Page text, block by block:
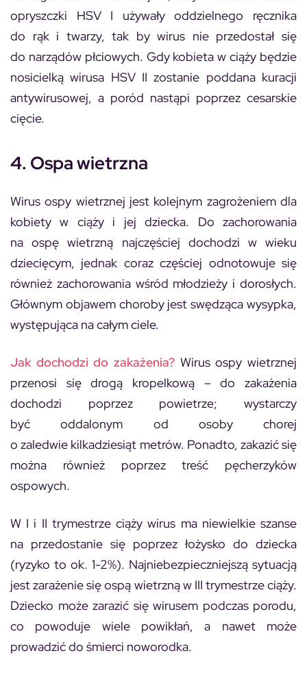
opryszczki HSV I używały oddzielnego ręcznika
do rąk i twarzy, tak by wirus nie przedostał się
do narządów płciowych. Gdy kobieta w ciąży będzie
nosicielką wirusa HSV II zostanie poddana kuracji
antywirusowej, a poród nastąpi poprzez cesarskie
cięcie.
4. Ospa wietrzna
Wirus ospy wietrznej jest kolejnym zagrożeniem dla
kobiety w ciąży i jej dziecka. Do zachorowania
na ospę wietrzną najczęściej dochodzi w wieku
dziecięcym, jednak coraz częściej odnotowuje się
również zachorowania wśród młodzieży i dorosłych.
Głównym objawem choroby jest swędząca wysypka,
występująca na całym ciele.
Jak dochodzi do zakażenia? Wirus ospy wietrznej
przenosi się drogą kropelkową – do zakażenia
dochodzi poprzez powietrze; wystarczy
być oddalonym od osoby chorej
o zaledwie kilkadziesiąt metrów. Ponadto, zakazić się
można również poprzez treść pęcherzyków
ospowych.
W I i II trymestrze ciąży wirus ma niewielkie szanse
na przedostanie się poprzez łożysko do dziecka
(ryzyko to ok. 1-2%). Najniebezpieczniejszą sytuacją
jest zarażenie się ospą wietrzną w III trymestrze ciąży.
Dziecko może zarazić się wirusem podczas porodu,
co powoduje wiele powikłań, a nawet może
prowadzić do śmierci noworodka.